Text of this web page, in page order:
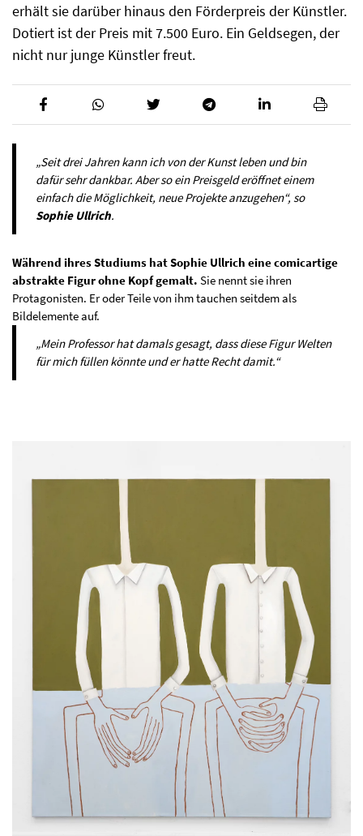
erhält sie darüber hinaus den Förderpreis der Künstler.
Dotiert ist der Preis mit 7.500 Euro. Ein Geldsegen, der
nicht nur junge Künstler freut.
„Seit drei Jahren kann ich von der Kunst leben und bin
dafür sehr dankbar. Aber so ein Preisgeld eröffnet einem
einfach die Möglichkeit, neue Projekte anzugehen“, so
Sophie Ullrich.
Während ihres Studiums hat Sophie Ullrich eine comicartige
abstrakte Figur ohne Kopf gemalt. Sie nennt sie ihren
Protagonisten. Er oder Teile von ihm tauchen seitdem als
Bildelemente auf.
„Mein Professor hat damals gesagt, dass diese Figur Welten
für mich füllen könnte und er hatte Recht damit.“